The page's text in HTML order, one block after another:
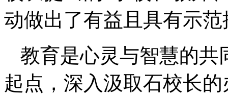
动做出了有益且具有示
教育是心灵与智慧的共
起点，深入汲取石校长